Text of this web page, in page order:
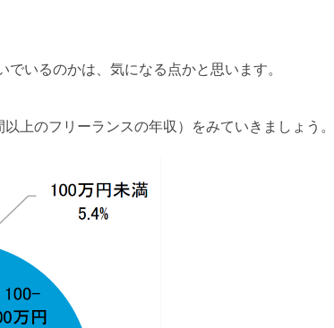
いるのかは、気になる点かと思います。
上のフリーランスの年収）をみていきましょう。